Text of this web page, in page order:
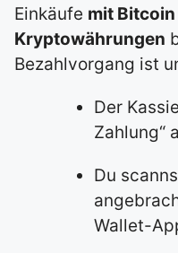
Einkäufe mit
Kryptowährungen
Bezahlvorgang ist
Der
Zahlung“
Du
Wallet-